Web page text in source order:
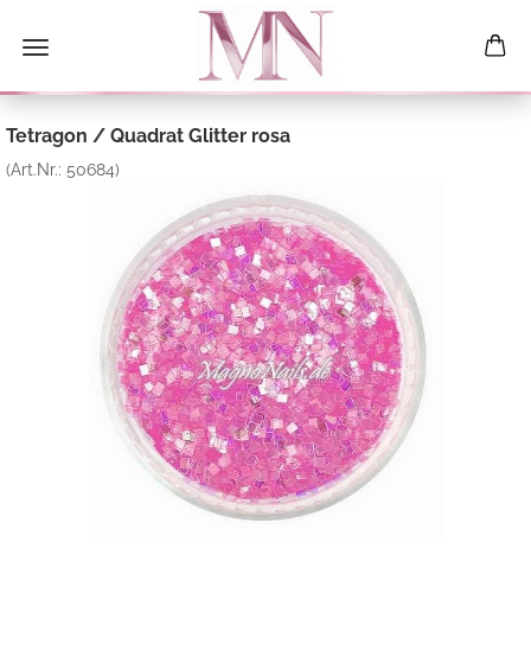
Tetragon / Quadrat Glitter rosa
(Art.Nr.: 50684)